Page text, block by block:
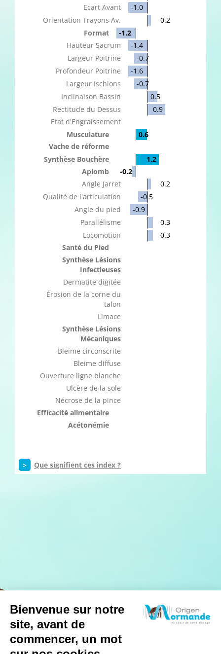
Ecart Avant
-1.0
Orientation Trayons Av.
0.2
Format
-1.2
Hauteur Sacrum
-1.4
Largeur Poitrine
-0.7
Profondeur Poitrine
-1.6
Largeur Ischions
-0.7
Inclinaison Bassin
0.5
Rectitude du Dessus
0.9
Etat d'Engraissement
Musculature
0.6
Vache de réforme
Synthèse Bouchère
1.2
Aplomb
-0.2
Angle Jarret
0.2
Qualité de l'articulation
-0.5
Angle du pied
-0.9
Parallélisme
0.3
Locomotion
0.3
Santé du Pied
Synthèse Lésions
Infectieuses
Dermatite digitée
Érosion de la corne du
talon
Limace
Synthèse Lésions
Mécaniques
Bleime circonscrite
Bleime diffuse
Ouverture ligne blanche
Ulcère de la sole
Nécrose de la pince
Efficacité alimentaire
Acétonémie
> Que signifient ces index ?